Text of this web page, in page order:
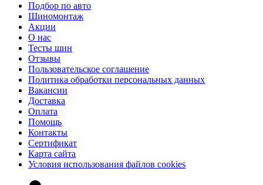
Подбор по авто
Шиномонтаж
Акции
О нас
Тесты шин
Отзывы
Пользовательское соглашение
Политика обработки персональных данных
Вакансии
Доставка
Оплата
Помощь
Контакты
Сертификат
Карта сайта
Условия использования файлов cookies